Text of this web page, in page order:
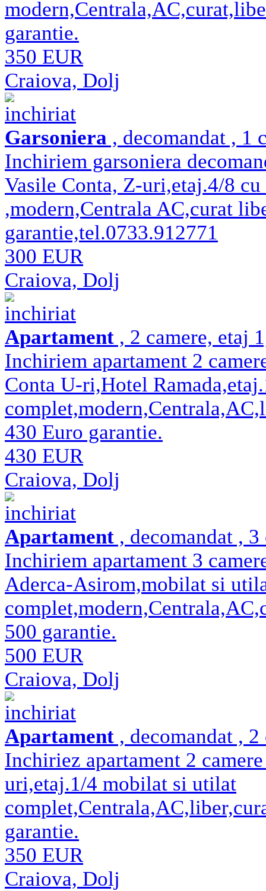
garantie.
350 EUR
Craiova, Dolj
inchiriat
Garsoniera , decomandat , 1
Inchiriem garsoniera
Vasile Conta, Z-uri,etaj.4/8
,modern,Centrala AC,curat
garantie,tel.0733.912771
300 EUR
Craiova, Dolj
inchiriat
Apartament , 2 camere, etaj
Inchiriem apartament 2
Conta U-ri,Hotel
430 Euro garantie.
430 EUR
Craiova, Dolj
inchiriat
Apartament , decomandat ,
Inchiriem apartament 3
Aderca-Asirom,mobilat si
500 garantie.
500 EUR
Craiova, Dolj
inchiriat
Apartament , decomandat ,
Inchiriez apartament 2
uri,etaj.1/4 mobilat si utilat
garantie.
350 EUR
Craiova, Dolj